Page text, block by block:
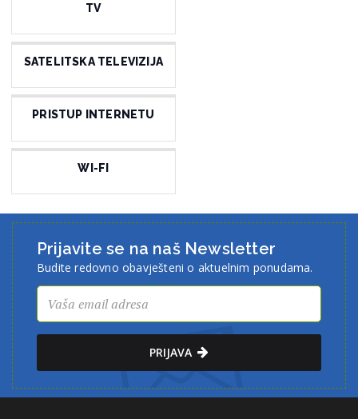
TV
SATELITSKA TELEVIZIJA
PRISTUP INTERNETU
WI-FI
Prijavite se na naš Newsletter
Budite redovno obavješteni o aktuelnim ponudama.
PRIJAVA